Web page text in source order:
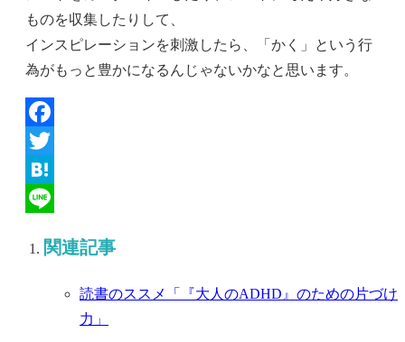
ものを収集したりして、
インスピレーションを刺激したら、「かく」という行
為がもっと豊かになるんじゃないかなと思います。
Facebook
Twitter
Hatena
関連記事
読書のススメ「『大人のADHD』のための片づけ
力」